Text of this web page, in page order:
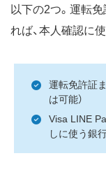
以下の2つ。運転
れば、本人確認に
運転免許証
は可能）
Visa LINE
しに使う銀